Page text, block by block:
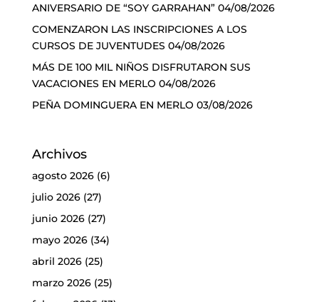
ANIVERSARIO DE “SOY GARRAHAN” 04/08/2026
COMENZARON LAS INSCRIPCIONES A LOS
CURSOS DE JUVENTUDES 04/08/2026
MÁS DE 100 MIL NIÑOS DISFRUTARON SUS
VACACIONES EN MERLO 04/08/2026
PEÑA DOMINGUERA EN MERLO 03/08/2026
Archivos
agosto 2026(6)
julio 2026(27)
junio 2026(27)
mayo 2026(34)
abril 2026(25)
marzo 2026(25)